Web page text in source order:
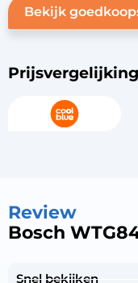
Bekijk
Prijsvergelijking
Review
Bosch
Snel bekijken